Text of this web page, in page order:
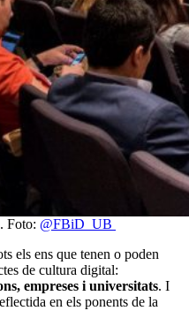
Foto: @FBiD_UB
els ens que tenen o poden
de cultura digital:
empreses i universitats. I
en els ponents de la